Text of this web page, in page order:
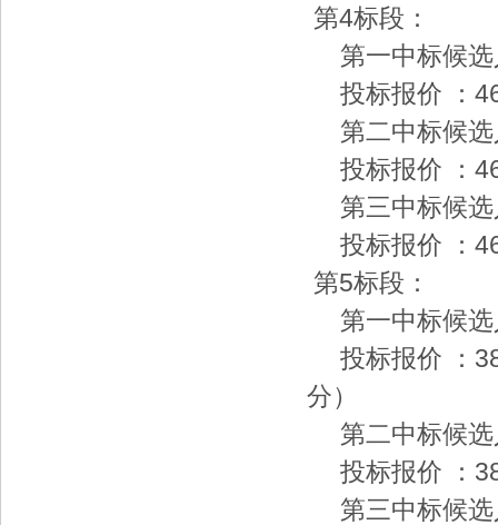
第4标段：
第一中标候选
投标报价 ：
第二中标候选
投标报价 ：
第三中标候选
投标报价 ：
第5标段：
第一中标候选
投标报价 ：
分）
第二中标候选
投标报价 ：
第三中标候选